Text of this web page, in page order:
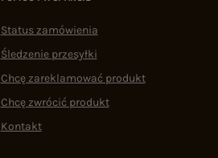
Status zamówienia
Śledzenie przesyłki
Chcę zareklamować produkt
Chcę zwrócić produkt
Kontakt